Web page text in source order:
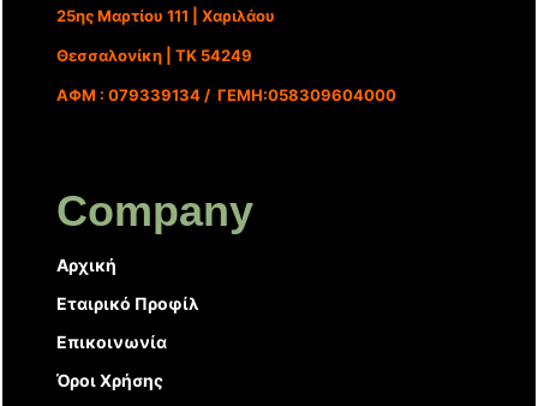
25ης Μαρτίου 111 | Χαριλάου
Θεσσαλονίκη | ΤΚ 54249
ΑΦΜ : 079339134 / ΓΕΜΗ:058309604000
Company
Αρχική
Εταιρικό Προφίλ
Επικοινωνία
Όροι Χρήσης